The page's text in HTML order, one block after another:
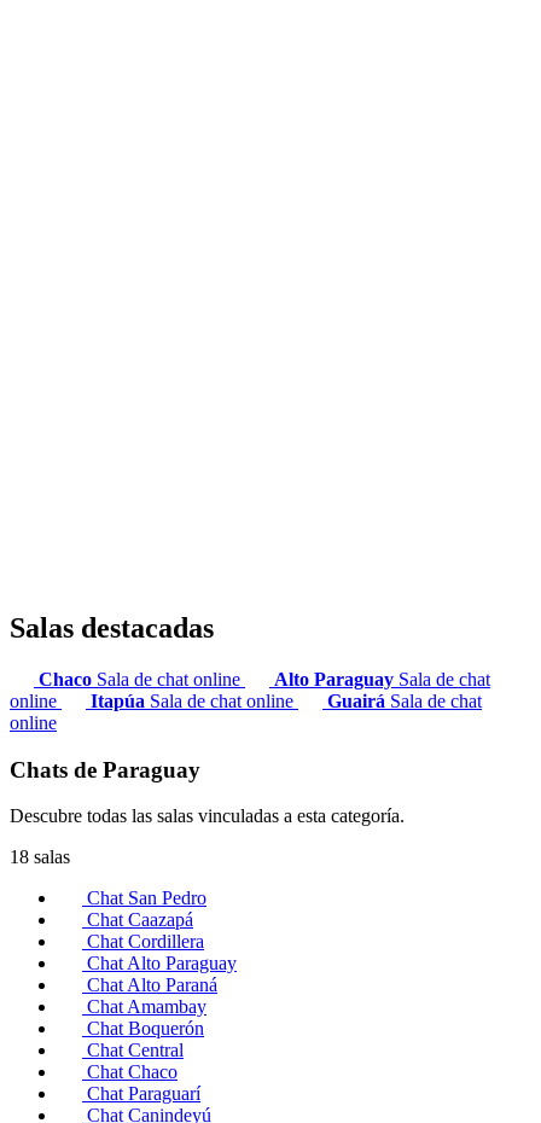
Salas destacadas
Chaco Sala de chat online Alto Paraguay Sala de chat
online
Itapúa Sala de chat online Guairá Sala de chat
online
Chats de Paraguay
Descubre todas las salas vinculadas a esta categoría.
18 salas
Chat San Pedro
Chat Caazapá
Chat Cordillera
Chat Alto Paraguay
Chat Alto Paraná
Chat Amambay
Chat Boquerón
Chat Central
Chat Chaco
Chat Paraguarí
Chat Canindeyú